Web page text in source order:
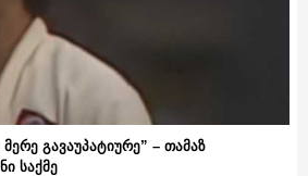
გავაუპატიურე” – თამაზ
საქმე